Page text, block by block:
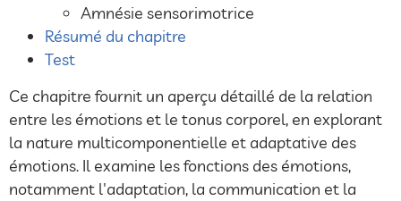
Amnésie sensorimotrice
Résumé du chapitre
Test
Ce chapitre fournit un aperçu détaillé de la relation
entre les émotions et le tonus corporel, en explorant
la nature multicomponentielle et adaptative des
émotions. Il examine les fonctions des émotions,
notamment l'adaptation, la communication et la